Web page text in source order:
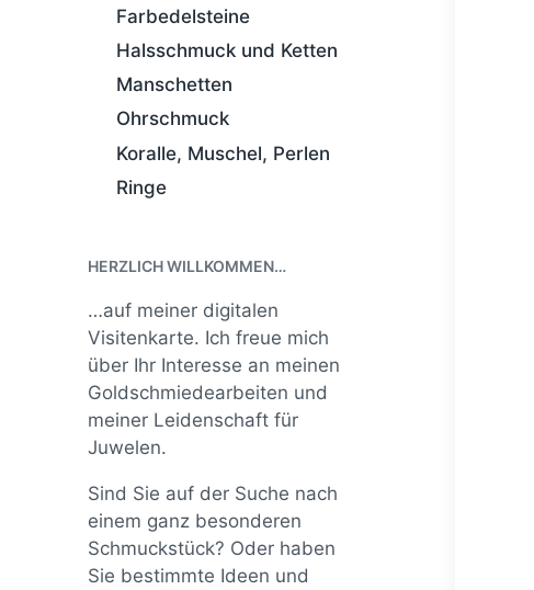
Farbedelsteine
Halsschmuck und Ketten
Manschetten
Ohrschmuck
Koralle, Muschel, Perlen
Ringe
HERZLICH WILLKOMMEN…
…auf meiner digitalen
Visitenkarte. Ich freue mich
über Ihr Interesse an meinen
Goldschmiedearbeiten und
meiner Leidenschaft für
Juwelen.
Sind Sie auf der Suche nach
einem ganz besonderen
Schmuckstück? Oder haben
Sie bestimmte Ideen und